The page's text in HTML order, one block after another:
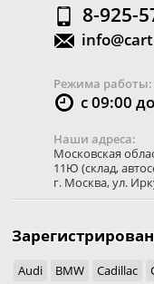
8-925-
Режима работы:
с 09:00
Наши адреса:
Московская
11Ю (склад,
г. Москва,ул.
Audi BMW Cadillac